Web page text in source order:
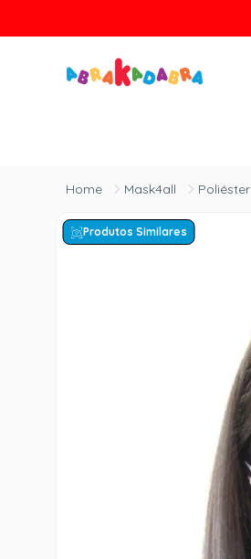
Mask4all Poliéster
Produtos Similares